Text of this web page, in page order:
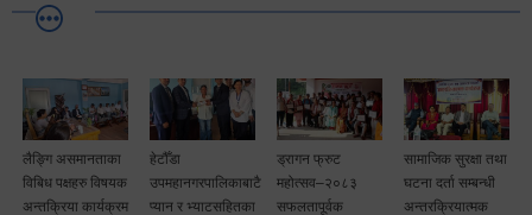
लैङ्गि असमानताका
विबिध पक्षहरु विषयक
अन्तक्रिया कार्यक्रम
हेटौँडा
उपमहानगरपालिकाबाटै
प्यान र भ्याटसहितका
ड्रागन फ्रुट
महोत्सव–२०८३
सफलतापूर्वक
सामाजिक सुरक्षा तथा
घटना दर्ता सम्बन्धी
अन्तरक्रियात्मक